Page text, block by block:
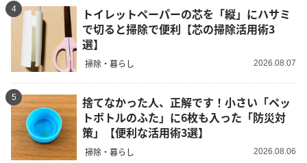
4
トイレットペーパーの芯を「縦」にハサミ
で切ると掃除で便利【芯の掃除活用術3
選】
掃除・暮らし 2026.08.07
5
捨てなかった人、正解です！小さい「ペッ
トボトルのふた」に6枚も入った「防災対
策」【便利な活用術3選】
掃除・暮らし 2026.08.06